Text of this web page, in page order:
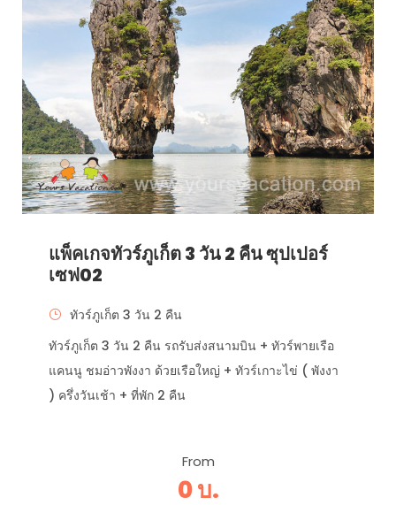
แพ็คเกจทัวร์ภูเก็ต 3 วัน 2 คืน ซุปเปอร์
เซฟ02
ทัวร์ภูเก็ต 3 วัน 2 คืน
ทัวร์ภูเก็ต 3 วัน 2 คืน รถรับส่งสนามบิน + ทัวร์พายเรือ
แคนนู ชมอ่าวพังงา ด้วยเรือใหญ่ + ทัวร์เกาะไข่ ( พังงา
) ครึ่งวันเช้า + ที่พัก 2 คืน
From
0 บ.